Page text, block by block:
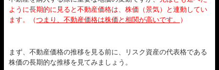
ように長期的に見ると不動産価格は、株価（景気）と連動してい
ます。（つまり、不動産価格は株価と相関が高いです。 ）
まず、不動産価格の推移を見る前に、リスク資産の代表格である
株価の長期的な推移を見てみましょう。